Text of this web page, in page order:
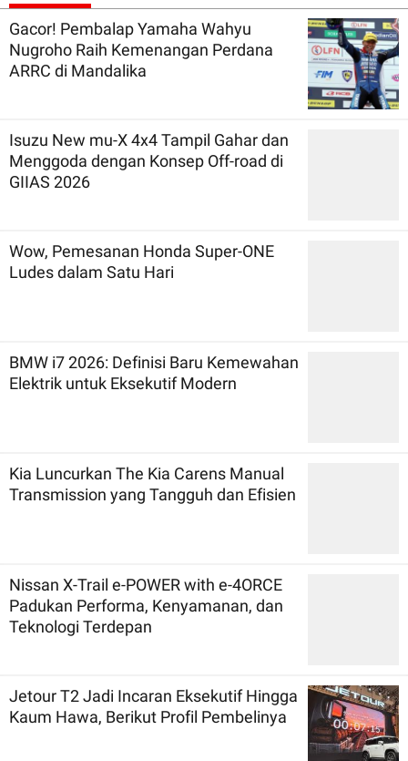
Gacor! Pembalap Yamaha Wahyu
Nugroho Raih Kemenangan Perdana
ARRC di Mandalika
Isuzu New mu-X 4x4 Tampil Gahar dan
Menggoda dengan Konsep Off-road di
GIIAS 2026
Wow, Pemesanan Honda Super-ONE
Ludes dalam Satu Hari
BMW i7 2026: Definisi Baru Kemewahan
Elektrik untuk Eksekutif Modern
Kia Luncurkan The Kia Carens Manual
Transmission yang Tangguh dan Efisien
Nissan X-Trail e-POWER with e-4ORCE
Padukan Performa, Kenyamanan, dan
Teknologi Terdepan
Jetour T2 Jadi Incaran Eksekutif Hingga
Kaum Hawa, Berikut Profil Pembelinya